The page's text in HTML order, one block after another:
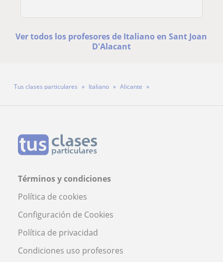
Ver todos los profesores de Italiano en Sant Joan
D'Alacant
Tus clases particulares Italiano
Alicante
Términos y condiciones
Política de cookies
Configuración de Cookies
Política de privacidad
Condiciones uso profesores